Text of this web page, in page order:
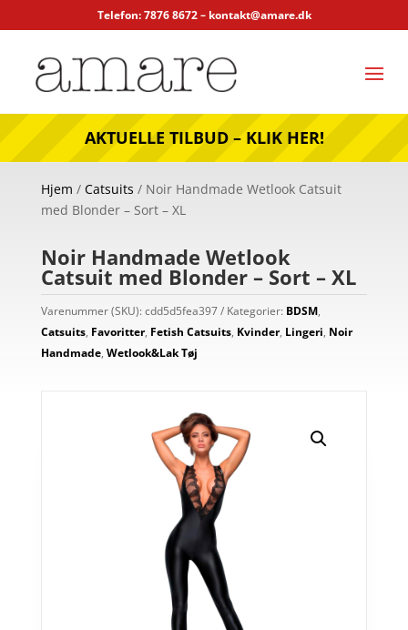
Telefon: 7876 8672 – kontakt@amare.dk
AKTUELLE TILBUD – KLIK HER!
Hjem / Catsuits / Noir Handmade Wetlook Catsuit
med Blonder – Sort – XL
Noir Handmade Wetlook
Catsuit med Blonder – Sort – XL
Varenummer (SKU):cdd5d5fea397 Kategorier: BDSM,
Catsuits, Favoritter, Fetish Catsuits, Kvinder, Lingeri, Noir
Handmade, Wetlook&Lak Tøj